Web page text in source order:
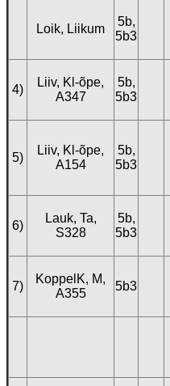
Loik, Liikum
5b,
5b3
4)
Liiv, Kl-õpe,
A347
5b,
5b3
5)
Liiv, Kl-õpe,
A154
5b,
5b3
6)
Lauk, Ta,
S328
5b,
5b3
7)
KoppelK, M,
A355
5b3